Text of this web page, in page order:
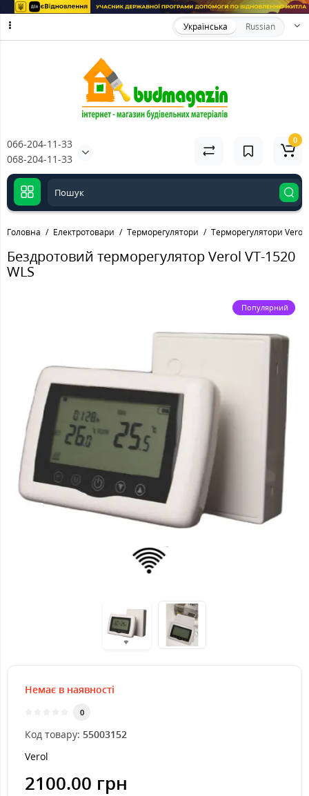
Українська Russian
066-204-11-33
068-204-11-33
0
Головна Електротовари Терморегулятори Терморегулятори Verol
Бездротовий терморегулятор Verol VT-1520
WLS
Популярний
Немає в наявності
0
Код товару: 55003152
Verol
2100.00 грн